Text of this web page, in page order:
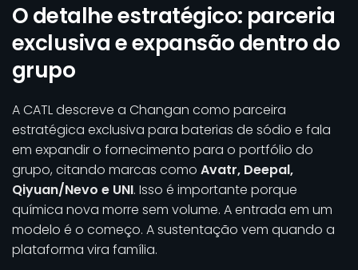
O detalhe estratégico: parceria
exclusiva e expansão dentro do
grupo
A CATL descreve a Changan como parceira
estratégica exclusiva para baterias de sódio e fala
em expandir o fornecimento para o portfólio do
grupo, citando marcas como Avatr, Deepal,
Qiyuan/Nevo e UNI. Isso é importante porque
química nova morre sem volume. A entrada em um
modelo é o começo. A sustentação vem quando a
plataforma vira família.